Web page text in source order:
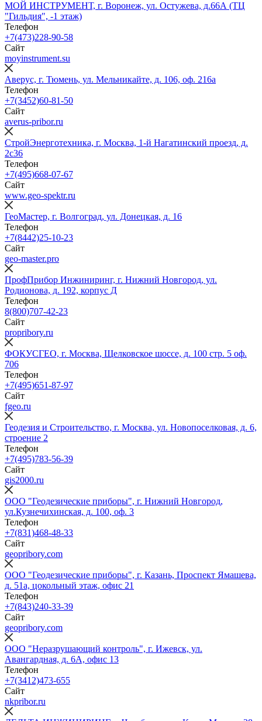
МОЙ ИНСТРУМЕНТ, г. Воронеж, ул. Остужева, д.66А (ТЦ
"Гильдия", -1 этаж)
Телефон
+7(473)228-90-58
Сайт
moyinstrument.su
Аверус, г. Тюмень, ул. Мельникайте, д. 106, оф. 216а
Телефон
+7(3452)60-81-50
Сайт
averus-pribor.ru
СтройЭнерготехника, г. Москва, 1-й Нагатинский проезд, д.
2с36
Телефон
+7(495)668-07-67
Сайт
www.geo-spektr.ru
ГеоМастер, г. Волгоград, ул. Донецкая, д. 16
Телефон
+7(8442)25-10-23
Сайт
geo-master.pro
ПрофПрибор Инжиниринг, г. Нижний Новгород, ул.
Родионова, д. 192, корпус Д
Телефон
8(800)707-42-23
Сайт
propribory.ru
ФОКУСГЕО, г. Москва, Щелковское шоссе, д. 100 стр. 5 оф.
706
Телефон
+7(495)651-87-97
Сайт
fgeo.ru
Геодезия и Строительство, г. Москва, ул. Новопоселковая, д. 6,
строение 2
Телефон
+7(495)783-56-39
Сайт
gis2000.ru
ООО "Геодезические приборы", г. Нижний Новгород,
ул.Кузнечихинская, д. 100, оф. 3
Телефон
+7(831)468-48-33
Сайт
geopribory.com
ООО "Геодезические приборы", г. Казань, Проспект Ямашева,
д. 51а, цокольный этаж, офис 21
Телефон
+7(843)240-33-39
Сайт
geopribory.com
ООО "Неразрушающий контроль", г. Ижевск, ул.
Авангардная, д. 6A, офис 13
Телефон
+7(3412)473-655
Сайт
nkpribor.ru